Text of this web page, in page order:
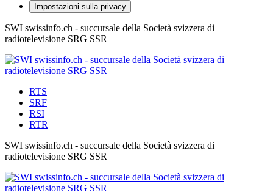
Impostazioni sulla privacy
SWI swissinfo.ch - succursale della Società svizzera di
radiotelevisione SRG SSR
RTS
SRF
RSI
RTR
SWI swissinfo.ch - succursale della Società svizzera di
radiotelevisione SRG SSR